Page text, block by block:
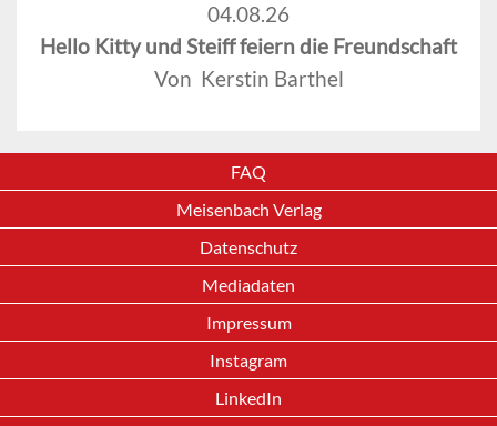
04.08.26
Hello Kitty und Steiff feiern die Freundschaft
Von Kerstin Barthel
FAQ
Meisenbach Verlag
Datenschutz
Mediadaten
Impressum
Instagram
LinkedIn